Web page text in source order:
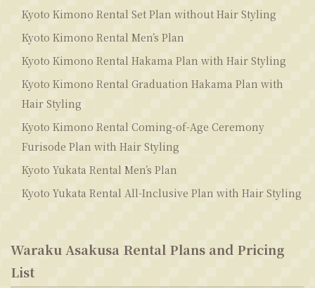
Kyoto Kimono Rental Set Plan without Hair Styling
Kyoto Kimono Rental Men’s Plan
Kyoto Kimono Rental Hakama Plan with Hair Styling
Kyoto Kimono Rental Graduation Hakama Plan with
Hair Styling
Kyoto Kimono Rental Coming-of-Age Ceremony
Furisode Plan with Hair Styling
Kyoto Yukata Rental Men’s Plan
Kyoto Yukata Rental All-Inclusive Plan with Hair Styling
Waraku Asakusa Rental Plans and Pricing
List